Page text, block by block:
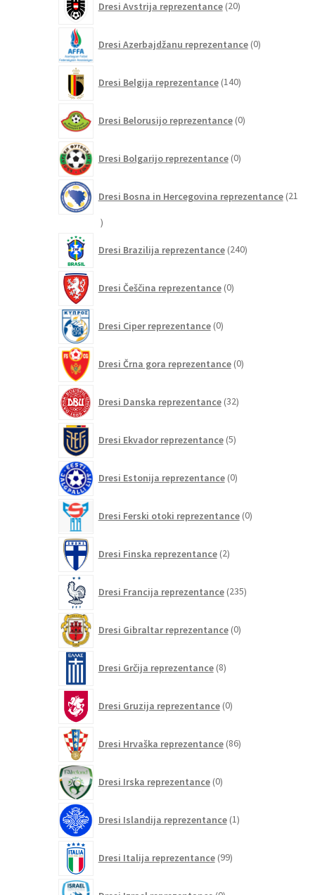
Dresi Avstrija reprezentance 20izdelkov
Dresi Azerbajdžanu reprezentance 0izdelkov
Dresi Belgija reprezentance 140izdelkov
Dresi Belorusijo reprezentance 0izdelkov
Dresi Bolgarijo reprezentance 0izdelkov
Dresi Bosna in Hercegovina reprezentance 21
21
Dresi Brazilija reprezentance 240izdelkov
Dresi Češčina reprezentance 0izdelkov
Dresi Ciper reprezentance 0izdelkov
Dresi Črna gora reprezentance 0izdelkov
Dresi Danska reprezentance 32izdelkov
Dresi Ekvador reprezentance 5izdelkov
Dresi Estonija reprezentance 0izdelkov
Dresi Ferski otoki reprezentance 0izdelkov
Dresi Finska reprezentance 2izdelka
Dresi Francija reprezentance 235izdelkov
Dresi Gibraltar reprezentance 0izdelkov
Dresi Grčija reprezentance 8izdelkov
Dresi Gruzija reprezentance 0izdelkov
Dresi Hrvaška reprezentance 86izdelkov
Dresi Irska reprezentance 0izdelkov
Dresi Islandija reprezentance 1izdelek
Dresi Italija reprezentance 99izdelkov